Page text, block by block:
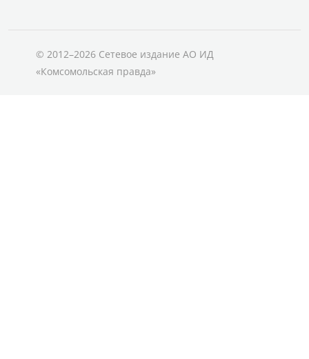
© 2012–2026 Сетевое издание АО ИД
«Комсомольская правда»